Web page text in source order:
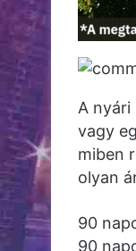
A
vagy
miben
olyan
90
90